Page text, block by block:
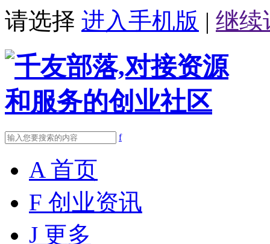
请选择 进入手机版 | 继续
f
A 首页
F 创业资讯
J 更多